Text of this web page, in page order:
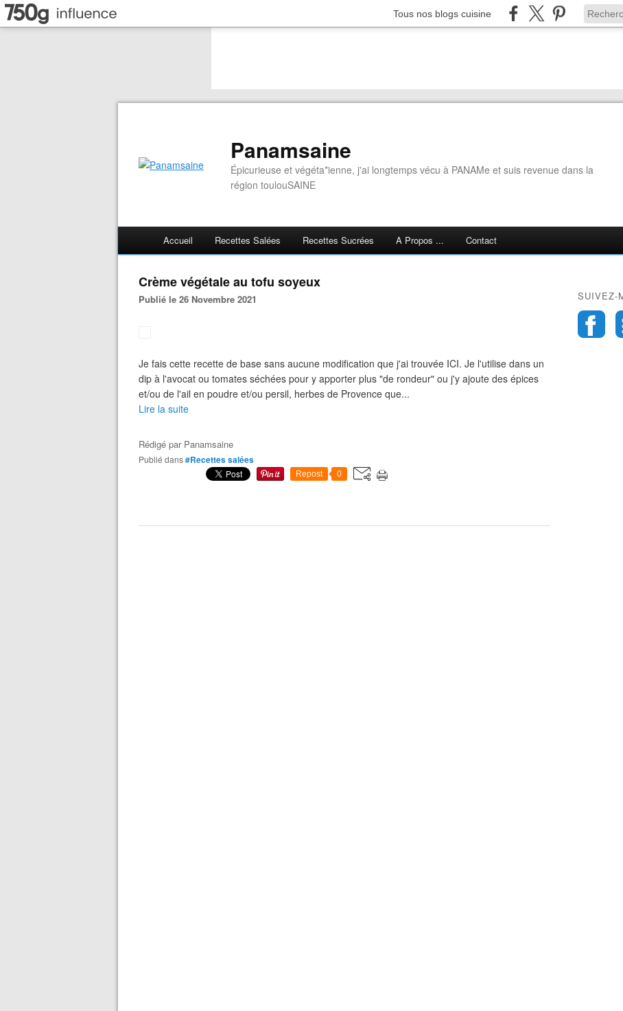
Tous nos blogs cuisine
Panamsaine
Épicurieuse et végéta*ienne, j'ai longtemps vécu à PANAMe et suis revenue dans la
région toulouSAINE
Accueil Recettes Salées Recettes Sucrées A Propos ... Contact
Crème végétale au tofu soyeux
Publié le 26 Novembre 2021
Je fais cette recette de base sans aucune modification que j'ai trouvée ICI. Je l'utilise dans un
dip à l'avocat ou tomates séchées pour y apporter plus "de rondeur" ou j'y ajoute des épices
et/ou de l'ail en poudre et/ou persil, herbes de Provence que...
Lire la suite
Rédigé par Panamsaine
Publié dans#Recettes salées
Repost 0
SUIVEZ-